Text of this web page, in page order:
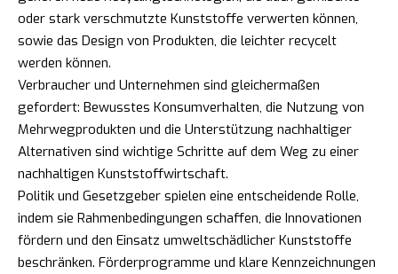
oder stark verschmutzte Kunststoffe verwerten können,
sowie das Design von Produkten, die leichter recycelt
werden können.
Verbraucher und Unternehmen sind gleichermaßen
gefordert: Bewusstes Konsumverhalten, die Nutzung von
Mehrwegprodukten und die Unterstützung nachhaltiger
Alternativen sind wichtige Schritte auf dem Weg zu einer
nachhaltigen Kunststoffwirtschaft.
Politik und Gesetzgeber spielen eine entscheidende Rolle,
indem sie Rahmenbedingungen schaffen, die Innovationen
fördern und den Einsatz umweltschädlicher Kunststoffe
beschränken. Förderprogramme und klare Kennzeichnungen